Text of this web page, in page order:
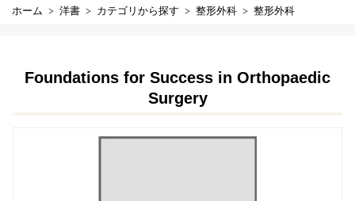
ホーム 洋書 カテゴリから探す 整形外科 整形外科
Foundations for Success in Orthopaedic
Surgery